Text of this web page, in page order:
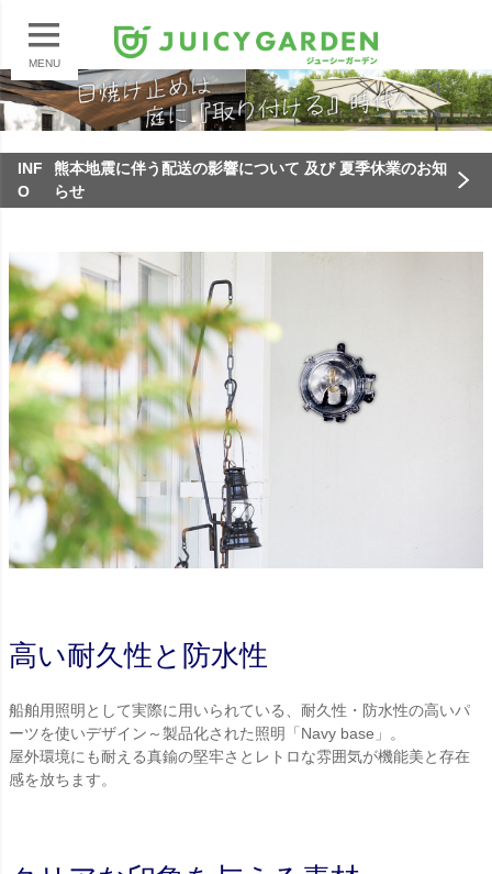
MENU
INF
O
熊本地震に伴う配送の影響について 及び 夏季休業のお知
らせ
高い耐久性と防水性
船舶用照明として実際に用いられている、耐久性・防水性の高いパ
ーツを使いデザイン～製品化された照明「Navy base」。
屋外環境にも耐える真鍮の堅牢さとレトロな雰囲気が機能美と存在
感を放ちます。